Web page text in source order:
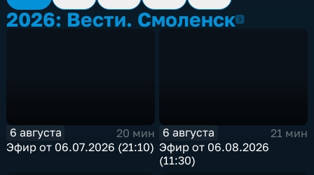
2026: Вести. Смоленск2026
6 августа
20 мин
Эфир от 06.07.2026 (21:10)
6 августа
21 мин
Эфир от 06.08.2026
(11:30)